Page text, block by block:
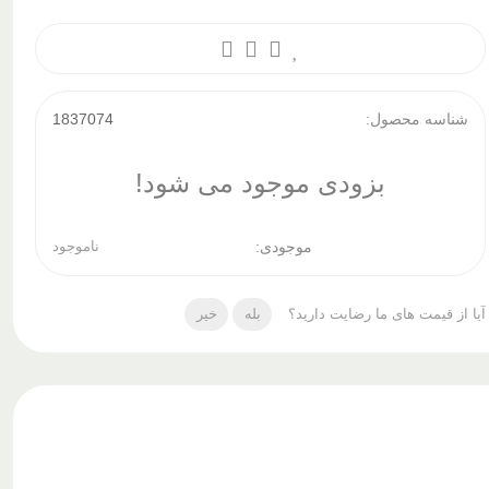
شناسه محصول: 1837074
بزودی موجود می شود!
موجودی: ناموجود
آیا از قیمت های ما رضایت دارید؟ بله خیر